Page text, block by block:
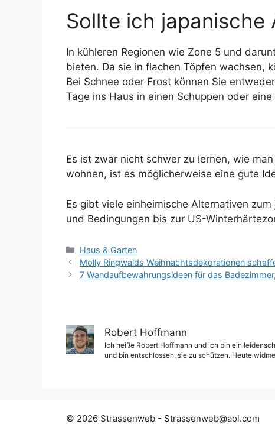
Sollte ich japanische
In kühleren Regionen wie Zone 5 und
bieten. Da sie in flachen Töpfen wachsen,
Bei Schnee oder Frost können Sie
Tage ins Haus in einen Schuppen oder
Es ist zwar nicht schwer zu lernen, wie
wohnen, ist es möglicherweise eine gute
Es gibt viele einheimische Alternativen
und Bedingungen bis zur US-
Kategorien
Haus & Garten
Molly Ringwalds Weihnachtsdekorationen
7 Wandaufbewahrungsideen für das
Robert Hoffmann
Ich heiße Robert Hoffmann und ich bin ein
und bin entschlossen, sie zu schützen. Heute
© 2026 Strassenweb - Strassenweb@aol.com